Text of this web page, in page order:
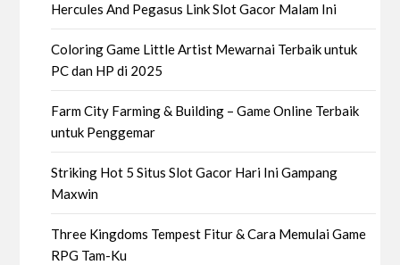
Hercules And Pegasus Link Slot Gacor Malam Ini
Coloring Game Little Artist Mewarnai Terbaik untuk
PC dan HP di 2025
Farm City Farming & Building – Game Online Terbaik
untuk Penggemar
Striking Hot 5 Situs Slot Gacor Hari Ini Gampang
Maxwin
Three Kingdoms Tempest Fitur & Cara Memulai Game
RPG Tam-Ku